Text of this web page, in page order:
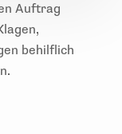
Auftrag
behilflich